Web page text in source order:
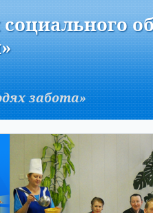
забота»